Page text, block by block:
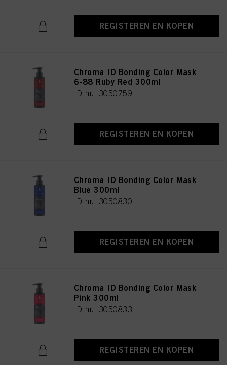
REGISTEREN EN KOPEN
Chroma ID Bonding Color Mask
6-88 Ruby Red 300ml
ID-nr. 3050759
REGISTEREN EN KOPEN
Chroma ID Bonding Color Mask
Blue 300ml
ID-nr. 3050830
REGISTEREN EN KOPEN
Chroma ID Bonding Color Mask
Pink 300ml
ID-nr. 3050833
REGISTEREN EN KOPEN